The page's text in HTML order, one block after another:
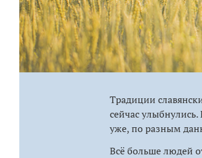
Традиции
сейчас
уже, по разным
Всё больше людей